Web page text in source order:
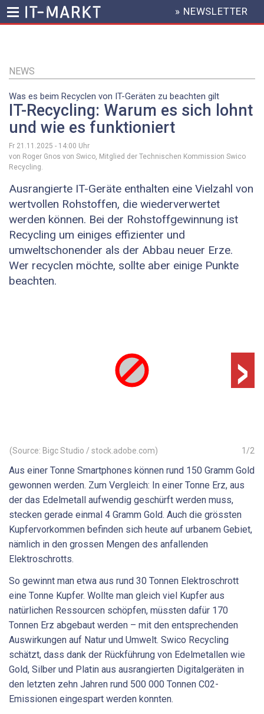
Inhalt
HEADER
MENU
» NEWSLETTER
NEWS
Was es beim Recyclen von IT-Geräten zu beachten gilt
IT-Recycling: Warum es sich lohnt
und wie es funktioniert
Fr 21.11.2025 - 14:00 Uhr
von Roger Gnos von Swico, Mitglied der Technischen Kommission Swico
Recycling.
Ausrangierte IT-Geräte enthalten eine Vielzahl von
wertvollen Rohstoffen, die wiederverwertet
werden können. Bei der Rohstoffgewinnung ist
Recycling um einiges effizienter und
umweltschonender als der Abbau neuer Erze.
Wer recyclen möchte, sollte aber einige Punkte
beachten.
›
1 /2
(Source: Bigc Studio / stock.adobe.com)
Aus einer Tonne Smartphones können rund 150 Gramm Gold
gewonnen werden. Zum Vergleich: In einer Tonne Erz, aus
der das Edelmetall aufwendig geschürft werden muss,
stecken gerade einmal 4 Gramm Gold. Auch die grössten
Kupfervorkommen befinden sich heute auf urbanem Gebiet,
nämlich in den grossen Mengen des anfallenden
Elektroschrotts.
So gewinnt man etwa aus rund 30 Tonnen Elektroschrott
eine Tonne Kupfer. Wollte man gleich viel Kupfer aus
natürlichen Ressourcen schöpfen, müssten dafür 170
Tonnen Erz abgebaut werden – mit den entsprechenden
Auswirkungen auf Natur und Umwelt. Swico Recycling
schätzt, dass dank der Rückführung von Edelmetallen wie
Gold, Silber und Platin aus ausrangierten Digitalgeräten in
den letzten zehn Jahren rund 500 000 Tonnen C02-
Emissionen eingespart werden konnten.